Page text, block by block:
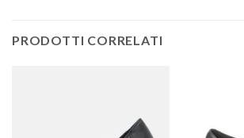
PRODOTTI CORRELATI